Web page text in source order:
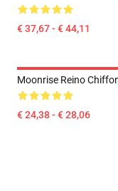
€ 37,67 - € 44,11
Moonrise Reino
€ 24,38 - € 28,06